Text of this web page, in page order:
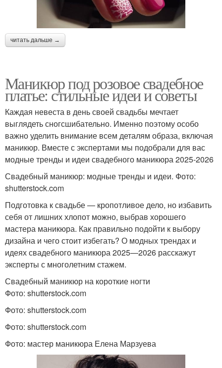
Лак для свадебного
маникюра
Маникюр для коротких
ногтей
платью
Маникюр к платью Лак для маникюра
Маникюр под платье
Оригинальный маникюр Маникюр с рисунком
белый маникюр
Маникюр на свадьбу
читать дальше →
Маникюр под розовое свадебное
платье: стильные идеи и советы
Каждая невеста в день своей свадьбы мечтает
выглядеть сногсшибательно. Именно поэтому особо
важно уделить внимание всем деталям образа, включая
маникюр. Вместе с экспертами мы подобрали для вас
модные тренды и идеи свадебного маникюра 2025-2026
Свадебный маникюр: модные тренды и идеи. Фото:
shutterstock.com
Подготовка к свадьбе — кропотливое дело, но избавить
себя от лишних хлопот можно, выбрав хорошего
мастера маникюра. Как правильно подойти к выбору
дизайна и чего стоит избегать? О модных трендах и
идеях свадебного маникюра 2025—2026 расскажут
эксперты с многолетним стажем.
Свадебный маникюр на короткие ногти
Фото: shutterstock.com
Фото: shutterstock.com
Фото: shutterstock.com
Фото: мастер маникюра Елена Марзуева